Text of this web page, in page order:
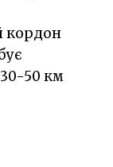
кордон
30-50 км